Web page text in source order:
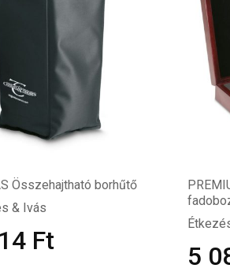
Összehajtható borhűtő
& Ivás
Ft
5